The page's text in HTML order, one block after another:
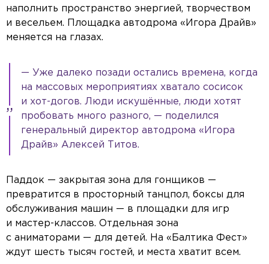
наполнить пространство энергией, творчеством
и весельем. Площадка автодрома «Игора Драйв»
меняется на глазах.
— Уже далеко позади остались времена, когда
на массовых мероприятиях хватало сосисок
и хот-догов. Люди искушённые, люди хотят
пробовать много разного, — поделился
генеральный директор автодрома «Игора
Драйв» Алексей Титов.
Паддок — закрытая зона для гонщиков —
превратится в просторный танцпол, боксы для
обслуживания машин — в площадки для игр
и мастер-классов. Отдельная зона
с аниматорами — для детей. На «Балтика Фест»
ждут шесть тысяч гостей, и места хватит всем.